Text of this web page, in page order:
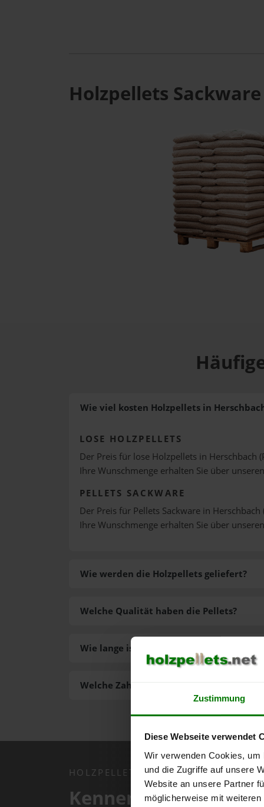
Zustimmung
Diese Webseite verwendet
Wir verwenden Cookies,
und die Zugriffe auf unsere
Website an unsere Partner
möglicherweise mit
Holzpellets
Wie viel kosten Holzpellets in
LOSE HOLZPELLETS
Der Preis für lose Holzpellets in Herschbach
Ihre Wunschmenge erhalten Sie über unseren
PELLETS SACKWARE
Der Preis für Pellets Sackware in
Ihre Wunschmenge erhalten Sie über unseren
Wie werden die Holzpellets geliefert?
Welche Zahlungsarten gibt es?
Welche Qualität haben die Pellets?
Wie lange ist die Lieferzeit der Pellets?
HOLZPELLETS.NET APP
Kennen Sie schon